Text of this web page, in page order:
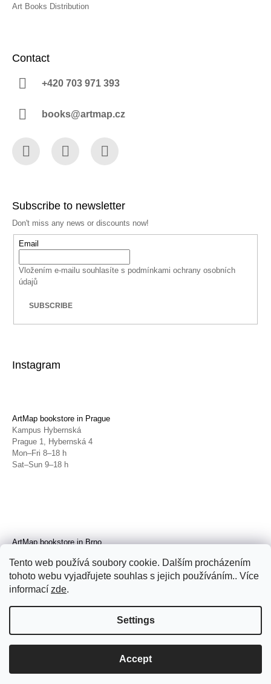
Tento web používá soubory cookie. Dalším procházením
tohoto webu vyjadřujete souhlas s jejich používáním.. Více
informací zde.
Settings
Accept
Art Books Distribution
Contact
+420 703 971 393
books@artmap.cz
Subscribe to newsletter
Don't miss any news or discounts now!
Email
Vložením e-mailu souhlasíte s podmínkami ochrany osobních
údajů
SUBSCRIBE
Instagram
ArtMap bookstore in Prague
Kampus Hybernská
Prague 1, Hybernská 4
Mon–Fri 8–18 h
Sat–Sun 9–18 h
ArtMap bookstore in Brno
Brno, Radnická 4
Tue–Fri 11–19 h
Sat 14–19 h
© 2026 ArtMap. All rights reserved.